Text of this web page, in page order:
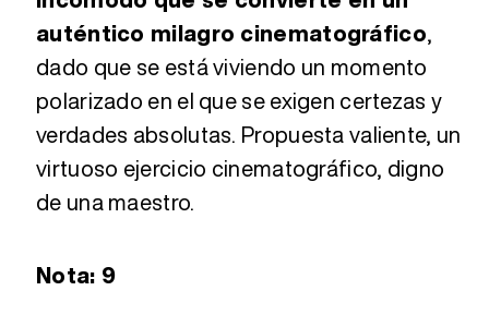
auténtico milagro cinematográfico,
dado que se está viviendo un momento
polarizado en el que se exigen certezas y
verdades absolutas. Propuesta valiente, un
virtuoso ejercicio cinematográfico, digno
de una maestro.
Nota: 9